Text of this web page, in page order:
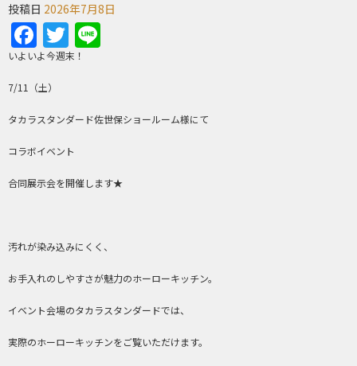
投稿日 2026年7月8日
Facebook
Twitter
いよいよ今週末！
7/11（土）
タカラスタンダード佐世保ショールーム様にて
コラボイベント
合同展示会を開催します★
汚れが染み込みにくく、
お手入れのしやすさが魅力のホーローキッチン。
イベント会場のタカラスタンダードでは、
実際のホーローキッチンをご覧いただけます。